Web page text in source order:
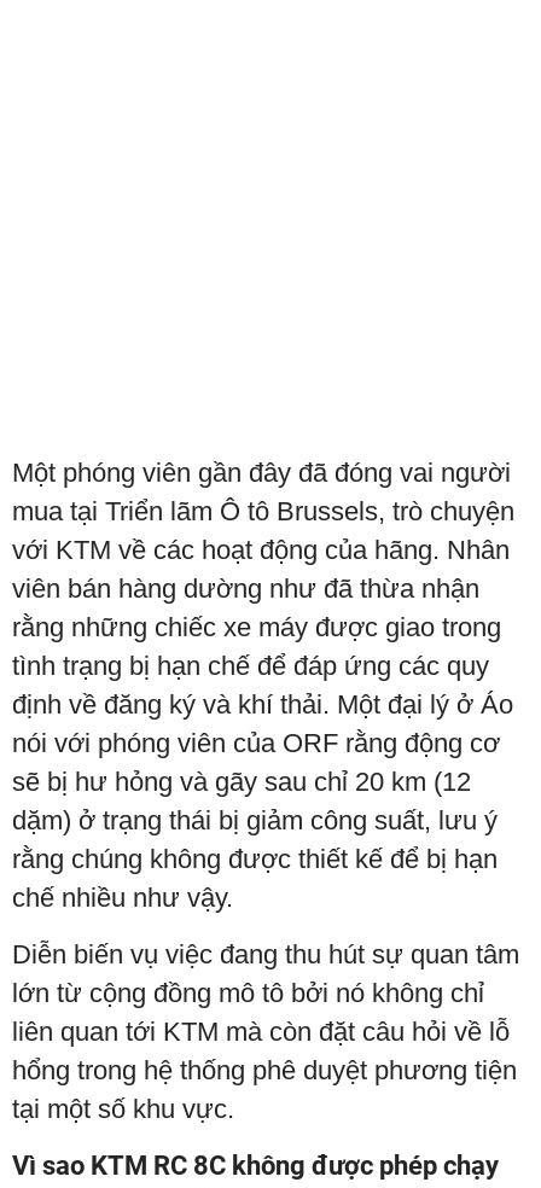
Một phóng viên gần đây đã đóng vai người
mua tại Triển lãm Ô tô Brussels, trò chuyện
với KTM về các hoạt động của hãng. Nhân
viên bán hàng dường như đã thừa nhận
rằng những chiếc xe máy được giao trong
tình trạng bị hạn chế để đáp ứng các quy
định về đăng ký và khí thải. Một đại lý ở Áo
nói với phóng viên của ORF rằng động cơ
sẽ bị hư hỏng và gãy sau chỉ 20 km (12
dặm) ở trạng thái bị giảm công suất, lưu ý
rằng chúng không được thiết kế để bị hạn
chế nhiều như vậy.
Diễn biến vụ việc đang thu hút sự quan tâm
lớn từ cộng đồng mô tô bởi nó không chỉ
liên quan tới KTM mà còn đặt câu hỏi về lỗ
hổng trong hệ thống phê duyệt phương tiện
tại một số khu vực.
Vì sao KTM RC 8C không được phép chạy